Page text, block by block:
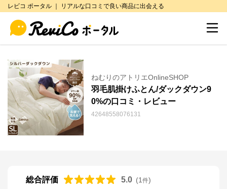
レビコ ポータル ｜ リアルな口コミで良い商品に出会える
ねむりのアトリエOnlineSHOP
羽毛肌掛けふとん/ダックダウン9
0%の口コミ・レビュー
42648558076131
総合評価 5.0 (1 件)